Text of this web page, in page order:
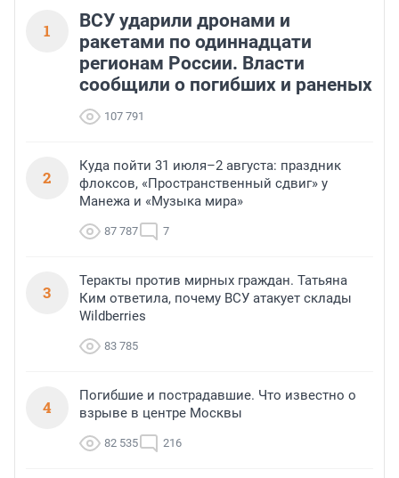
1
ВСУ ударили дронами и
ракетами по одиннадцати
регионам России. Власти
сообщили о погибших и раненых
107 791
2
Куда пойти 31 июля–2 августа: праздник
флоксов, «Пространственный сдвиг» у
Манежа и «Музыка мира»
87 787 7
3
Теракты против мирных граждан. Татьяна
Ким ответила, почему ВСУ атакует склады
Wildberries
83 785
4
Погибшие и пострадавшие. Что известно о
взрыве в центре Москвы
82 535 216